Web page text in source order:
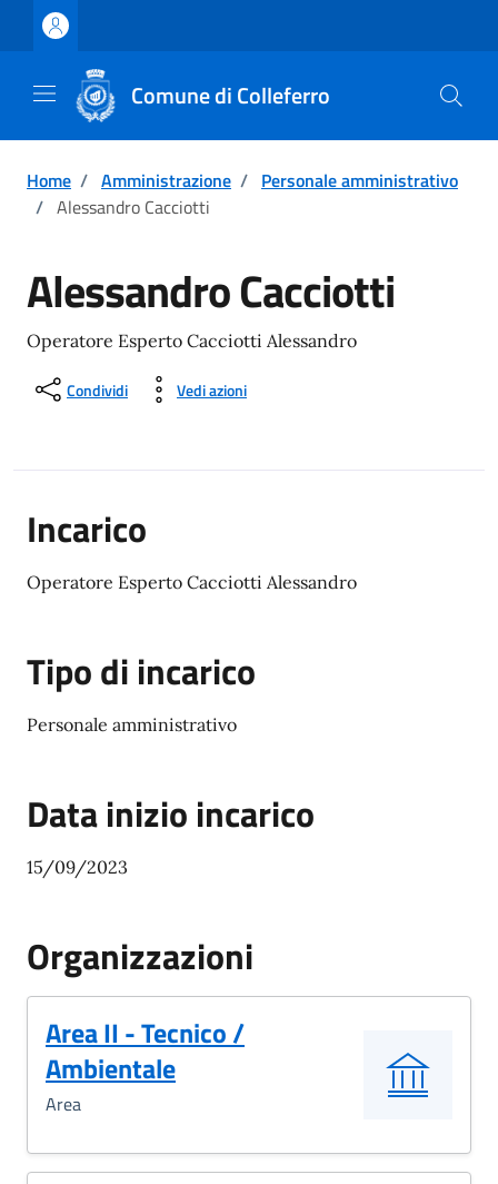
Vai ai contenuti
Vai al footer
Comune di Colleferro
Home / Amministrazione / Personale amministrativo
/ Alessandro Cacciotti
Alessandro Cacciotti
Operatore Esperto Cacciotti Alessandro
Condividi Vedi azioni
Incarico
Operatore Esperto Cacciotti Alessandro
Tipo di incarico
Personale amministrativo
Data inizio incarico
15/09/2023
Organizzazioni
Area II - Tecnico /
Ambientale
Area